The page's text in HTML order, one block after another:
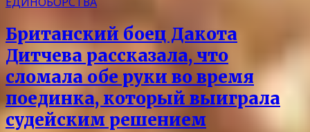
Британский боец Дакота
Дитчева рассказала, что
сломала обе руки во время
поединка, который выиграла
судейским решением